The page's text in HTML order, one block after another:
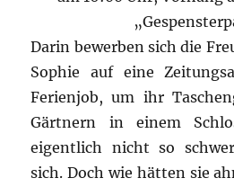
Darin bewerben sich die
Sophie auf eine
Ferienjob, um ihr
Gärtnern in einem
eigentlich nicht so
sich. Doch wie hätten sie